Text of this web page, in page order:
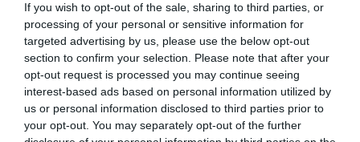
If you wish to opt-out of the sale, sharing to third parties, or
processing of your personal or sensitive information for
targeted advertising by us, please use the below opt-out
section to confirm your selection. Please note that after your
opt-out request is processed you may continue seeing
interest-based ads based on personal information utilized by
us or personal information disclosed to third parties prior to
your opt-out. You may separately opt-out of the further
Noticias y novedades
Redacción
13/01/2023
El taller, que será presencial, se impartirá el
19 de enero el espacio de coworking Loom
Salamanca (Madrid)
Gran éxito del taller «La mujer en el
climaterio. Abordaje desde la